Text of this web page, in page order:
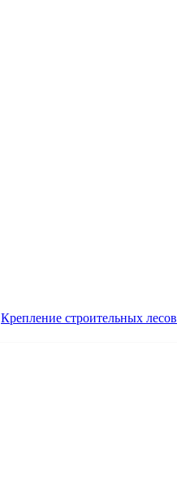
Крепление строительных лесов